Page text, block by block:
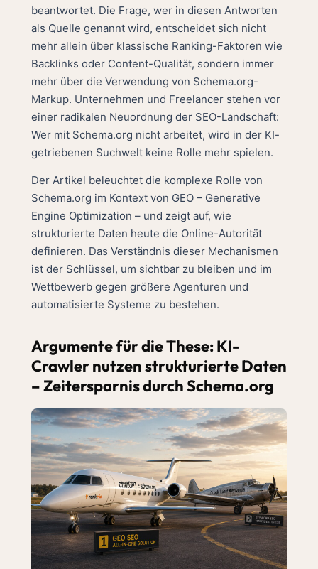
beantwortet. Die Frage, wer in diesen Antworten
als Quelle genannt wird, entscheidet sich nicht
mehr allein über klassische Ranking-Faktoren wie
Backlinks oder Content-Qualität, sondern immer
mehr über die Verwendung von Schema.org-
Markup. Unternehmen und Freelancer stehen vor
einer radikalen Neuordnung der SEO-Landschaft:
Wer mit Schema.org nicht arbeitet, wird in der KI-
getriebenen Suchwelt keine Rolle mehr spielen.
Der Artikel beleuchtet die komplexe Rolle von
Schema.org im Kontext von GEO – Generative
Engine Optimization – und zeigt auf, wie
strukturierte Daten heute die Online-Autorität
definieren. Das Verständnis dieser Mechanismen
ist der Schlüssel, um sichtbar zu bleiben und im
Wettbewerb gegen größere Agenturen und
automatisierte Systeme zu bestehen.
Argumente für die These: KI-
Crawler nutzen strukturierte Daten
– Zeitersparnis durch Schema.org